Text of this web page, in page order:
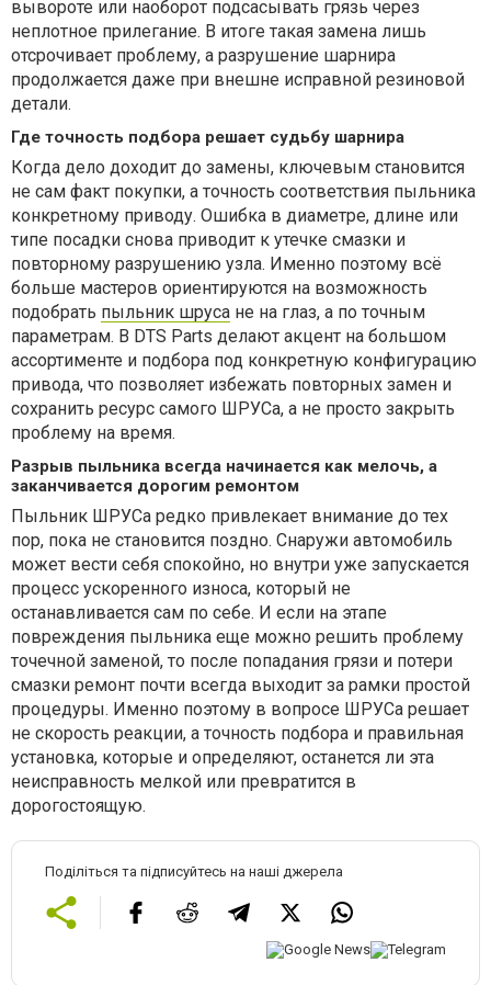
вывороте или наоборот подсасывать грязь через
неплотное прилегание. В итоге такая замена лишь
отсрочивает проблему, а разрушение шарнира
продолжается даже при внешне исправной резиновой
детали.
Где точность подбора решает судьбу шарнира
Когда дело доходит до замены, ключевым становится
не сам факт покупки, а точность соответствия пыльника
конкретному приводу. Ошибка в диаметре, длине или
типе посадки снова приводит к утечке смазки и
повторному разрушению узла. Именно поэтому всё
больше мастеров ориентируются на возможность
подобрать пыльник шруса не на глаз, а по точным
параметрам. В DTS Parts делают акцент на большом
ассортименте и подбора под конкретную конфигурацию
привода, что позволяет избежать повторных замен и
сохранить ресурс самого ШРУСа, а не просто закрыть
проблему на время.
Разрыв пыльника всегда начинается как мелочь, а
заканчивается дорогим ремонтом
Пыльник ШРУСа редко привлекает внимание до тех
пор, пока не становится поздно. Снаружи автомобиль
может вести себя спокойно, но внутри уже запускается
процесс ускоренного износа, который не
останавливается сам по себе. И если на этапе
повреждения пыльника еще можно решить проблему
точечной заменой, то после попадания грязи и потери
смазки ремонт почти всегда выходит за рамки простой
процедуры. Именно поэтому в вопросе ШРУСа решает
не скорость реакции, а точность подбора и правильная
установка, которые и определяют, останется ли эта
неисправность мелкой или превратится в
дорогостоящую.
Поділіться та підписуйтесь на наші джерела